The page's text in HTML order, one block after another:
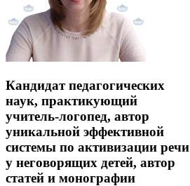
Кандидат педагогических
наук, практикующий
учитель-логопед, автор
уникальной эффективной
системы по активизации речи
у неговорящих детей, автор
статей и монографии